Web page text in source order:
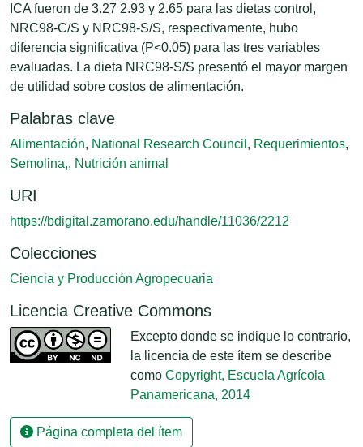
ICA fueron de 3.27 2.93 y 2.65 para las dietas control,
NRC98-C/S y NRC98-S/S, respectivamente, hubo
diferencia significativa (P<0.05) para las tres variables
evaluadas. La dieta NRC98-S/S presentó el mayor margen
de utilidad sobre costos de alimentación.
Palabras clave
Alimentación, National Research Council , Requerimientos,
Semolina,, Nutrición animal
URI
https://bdigital.zamorano.edu/handle/11036/2212
Colecciones
Ciencia y Producción Agropecuaria
Licencia Creative Commons
Excepto donde se indique lo contrario,
la licencia de este ítem se describe
como Copyright, Escuela Agrícola
Panamericana, 2014
Página completa del ítem